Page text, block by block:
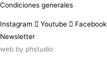
Condiciones generales
Instagram Youtube Facebook
Newsletter
web by phstudio